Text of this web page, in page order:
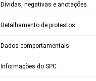
Dívidas, negativas e anotações
Detalhamento de protestos
Dados comportamentais
Informações do SPC